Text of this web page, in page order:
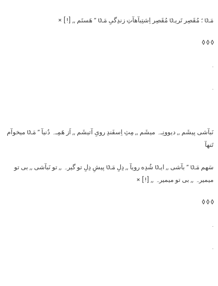
مَـטּ ؛ مُقَصِر تَریـטּ مُقَصِر اِشتِبآهآتِ زندِگیِ مَـטּ ” هَستَم ,, [!] ×
◊ ◊ ◊
.
.
نَبآشی پیشَم ,, دیوونِـہ میشَم ,, مِثِ اِسفَندِ رویِ آتیشَم ,, اَز هَمِـہ دُنیآ ” مَـטּ میخوآم
تَنهآ
سَهم مَـטּ ” بآشی ,, ایـטּ شُدِه رویآ ,, دِلِ مَـטּ پیشِ دِلِ تو گیرہ ,, تو نَبآشی ,, بی تو
میمیرہ ,, بی تو میمیرہ ,, [!] ×
◊ ◊ ◊
.
.